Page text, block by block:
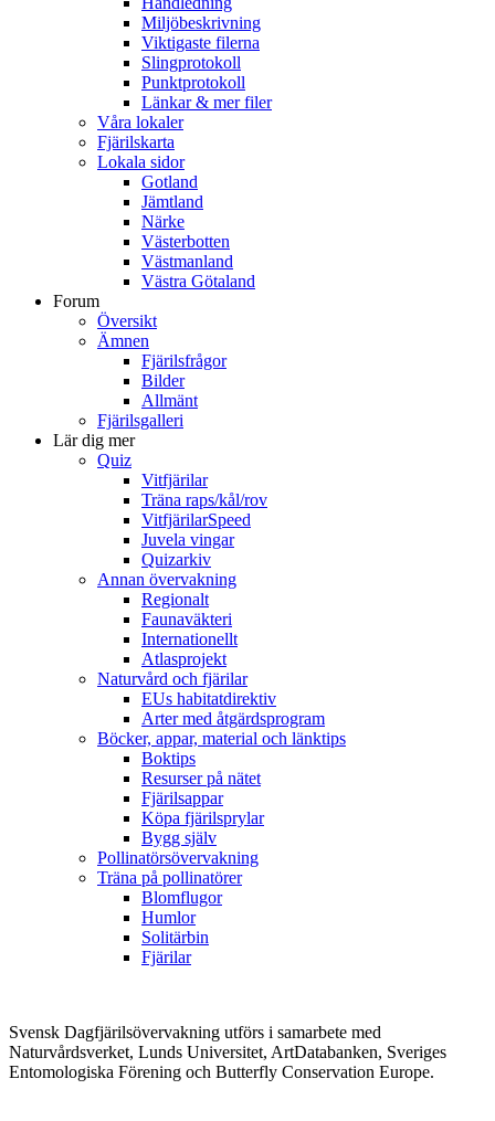
Miljöbeskrivning
Viktigaste filerna
Slingprotokoll
Punktprotokoll
Länkar & mer filer
Våra lokaler
Fjärilskarta
Lokala sidor
Gotland
Jämtland
Närke
Västerbotten
Västmanland
Västra Götaland
Forum
Översikt
Ämnen
Fjärilsfrågor
Bilder
Allmänt
Fjärilsgalleri
Lär dig mer
Quiz
Vitfjärilar
Träna raps/kål/rov
VitfjärilarSpeed
Juvela vingar
Quizarkiv
Annan övervakning
Regionalt
Faunaväkteri
Internationellt
Atlasprojekt
Naturvård och fjärilar
EUs habitatdirektiv
Arter med åtgärdsprogram
Böcker, appar, material och länktips
Boktips
Resurser på nätet
Fjärilsappar
Köpa fjärilsprylar
Bygg själv
Pollinatörsövervakning
Träna på pollinatörer
Blomflugor
Humlor
Solitärbin
Fjärilar
Svensk Dagfjärilsövervakning utförs i samarbete med
Naturvårdsverket, Lunds Universitet, ArtDatabanken, Sveriges
Entomologiska Förening och Butterfly Conservation Europe.